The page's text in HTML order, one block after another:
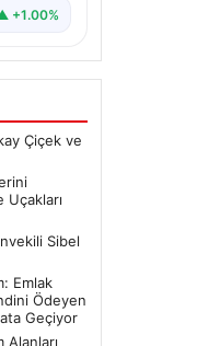
+1.00%
Çiçek ve
Uçakları
Sibel
Emlak
Ödeyen
Geçiyor
Alanları